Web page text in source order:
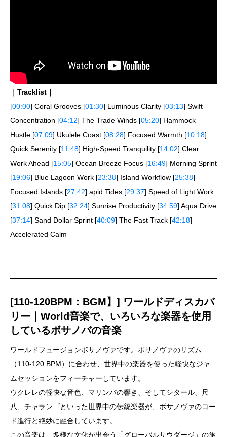
｜Tracklist｜
[00:00] Coral Grooves [01:30] Luminous Clarity [03:13] Swift
Concentration [04:12] The Trade Winds [05:20] Hammock
Hustle [07:09] Ukulele Coast [08:28] Focused Warmth [10:18]
Quick Serenity [11:48] High-Speed Tranquility [14:02] Clear
Work Ahead [15:05] Ocean Breeze Focus [16:49] Morning Sprint
[19:06] Blue Lagoon Work [23:38] Island Workflow [25:38]
Focused Islands [27:42] apid Tides [29:37] Speed of Light Work
[31:08] Quick Dip [32:24] Sunrise Productivity [34:59] Aqua Drive
[37:14] Sand Dollar Sprint [40:09] The Fast Track [42:18]
Accelerated Calm
[110-120BPM：BGM】] ワールドディスカバ
リー｜World音楽で、いろいろな楽器を使用
しているボサノバの音楽
ワールドフュージョンボサノヴァです。ボサノヴァのリズム
（110-120 BPM）に合わせ、世界中の楽器を使った軽快なジャ
ムセッションをフィーチャーしています。
ウクレレの軽快な音色、マリンバの響き、そしてシタール、尺
八、チャランゴといった世界中の伝統楽器が、ボサノヴァのコー
ド進行と絶妙に融合しています。
この音楽は、多様な文化が出会う「グローバルサウダージ」の旅